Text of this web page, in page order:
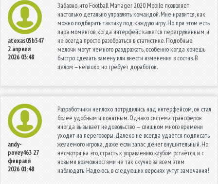
atexas05b547
2 апреля
2026 03:48
Забавно, что Football Manager 2020 Mobile позволяет
настолько детально управлять командой. Мне нравится, как
можно подбирать тактику под каждую игру. Но при этом есть
пара моментов, когда интерфейс кажется перегруженным, и
не всегда просто разобраться в статистике. Подобные
мелочи могут немного раздражать, особенно когда хочешь
быстро сделать замену или внести изменения в состав. В
целом – неплохо, но требует доработок.
andy-
povey463 27
февраля
2026 01:48
Разработчики неплохо потрудились над интерфейсом, он стал
более удобным и понятным. Однако система трансферов
иногда вызывает недовольство — слишком много времени
уходит на переговоры. Далеко не всегда удаётся подписать
желаемого игрока, даже если запас денег внушительный. Но,
несмотря на это, страсть к управлению клубом остаётся, и с
новыми возможностями не так скучно за всем этим
наблюдать. Надеюсь, в следующих версиях учтут замечания!